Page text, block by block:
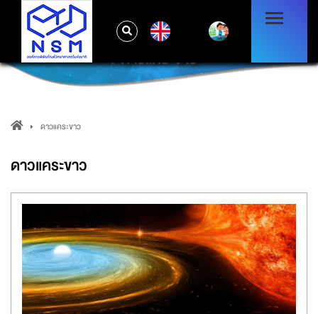
ดาวแคระขาว
ดาวแคระขาว
ดาวแคระขาว